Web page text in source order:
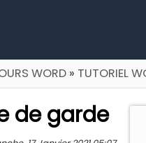
WORD » TUTORIEL
de garde